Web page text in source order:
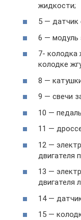
жидкости;
5 — датчик
6 — модуль
7- колодка
колодке
8 —
9 — свечи
10 —
11 —
12 —
двигателя
13 —
двигателя
14 —
15 —